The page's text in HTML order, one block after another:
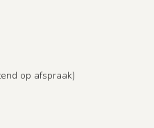
op afspraak)